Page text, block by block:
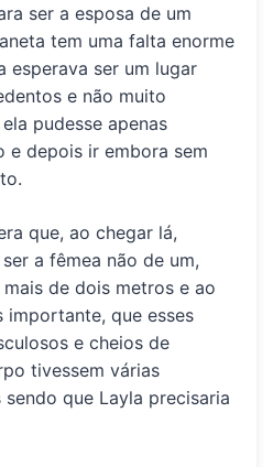
ser a esposa de um
tem uma falta enorme
esperava ser um lugar
e não muito
pudesse apenas
e depois ir embora sem
que, ao chegar lá,
a fêmea não de um,
de dois metros e ao
importante, que esses
e cheios de
tivessem várias
que Layla precisaria